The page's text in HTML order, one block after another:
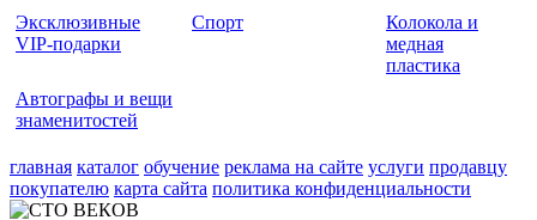
Эксклюзивные
VIP-подарки
Спорт
Колокола и
медная
пластика
Автографы и вещи
знаменитостей
главная каталог обучение реклама на сайте услуги продавцу
покупателю карта сайта политика конфиденциальности